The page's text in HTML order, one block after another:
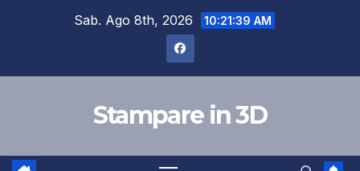
Sab. Ago 8th, 2026 10:21:40 AM
Stampare in 3D